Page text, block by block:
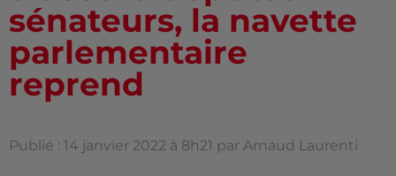
sénateurs, la navette
parlementaire
reprend
Publié : 14 janvier 2022 à 8h21 par Arnaud Laurenti